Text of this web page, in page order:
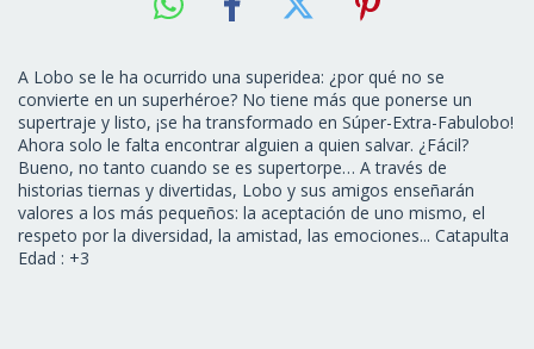
A Lobo se le ha ocurrido una superidea: ¿por qué no se
convierte en un superhéroe? No tiene más que ponerse un
supertraje y listo, ¡se ha transformado en Súper-Extra-Fabulobo!
Ahora solo le falta encontrar alguien a quien salvar. ¿Fácil?
Bueno, no tanto cuando se es supertorpe… A través de
historias tiernas y divertidas, Lobo y sus amigos enseñarán
valores a los más pequeños: la aceptación de uno mismo, el
respeto por la diversidad, la amistad, las emociones... Catapulta
Edad : +3